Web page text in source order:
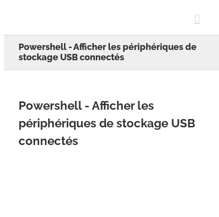
Powershell - Afficher les périphériques de
stockage USB connectés
Powershell - Afficher les
périphériques de stockage USB
connectés